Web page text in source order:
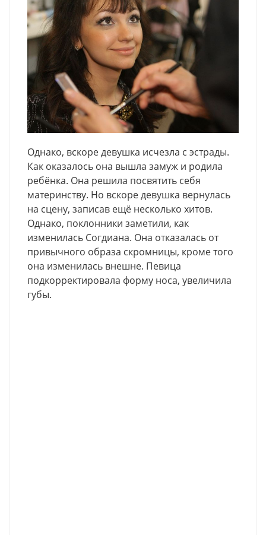
Однако, вскоре девушка исчезла с эстрады.
Как оказалось она вышла замуж и родила
ребёнка. Она решила посвятить себя
материнству. Но вскоре девушка вернулась
на сцену, записав ещё несколько хитов.
Однако, поклонники заметили, как
изменилась Согдиана. Она отказалась от
привычного образа скромницы, кроме того
она изменилась внешне. Певица
подкорректировала форму носа, увеличила
губы.